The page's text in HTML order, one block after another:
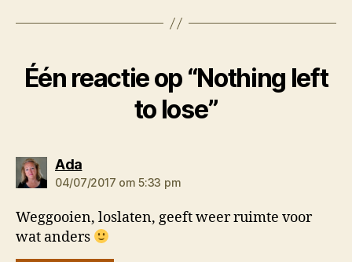
Één reactie op “Nothing left
to lose”
Adazegt:
04/07/2017 om 5:33 pm
Weggooien, loslaten, geeft weer ruimte voor
wat anders